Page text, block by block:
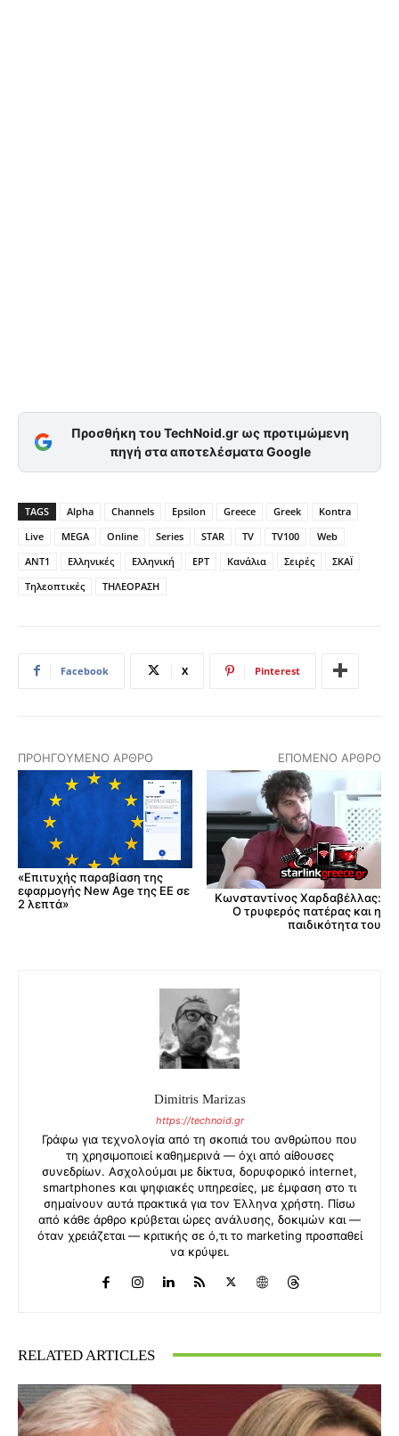
Προσθήκη του TechNoid.gr ως προτιμώμενη
πηγή στα αποτελέσματα Google
TAGS Alpha Channels Epsilon Greece Greek
Kontra
Live
MEGA Online Series STAR TV TV100
Web
ΑΝΤ1
Ελληνικές Ελληνική ΕΡΤ Κανάλια Σειρές
ΣΚΑΪ
Τηλεοπτικές
ΤΗΛΕΟΡΑΣΗ
Facebook X Pinterest
ΠΡΟΗΓΟΎΜΕΝΟ ΆΡΘΡΟ
«Επιτυχής παραβίαση της
εφαρμογής New Age της ΕΕ σε
2 λεπτά»
ΕΠΌΜΕΝΟ ΆΡΘΡΟ
Κωνσταντίνος Χαρδαβέλλας:
Ο τρυφερός πατέρας και η
παιδικότητα του
Dimitris Marizas
https://technoid.gr
Γράφω για τεχνολογία από τη σκοπιά του ανθρώπου που
τη χρησιμοποιεί καθημερινά — όχι από αίθουσες
συνεδρίων. Ασχολούμαι με δίκτυα, δορυφορικό internet,
smartphones και ψηφιακές υπηρεσίες, με έμφαση στο τι
σημαίνουν αυτά πρακτικά για τον Έλληνα χρήστη. Πίσω
από κάθε άρθρο κρύβεται ώρες ανάλυσης, δοκιμών και —
όταν χρειάζεται — κριτικής σε ό,τι το marketing προσπαθεί
να κρύψει.
RELATED ARTICLES